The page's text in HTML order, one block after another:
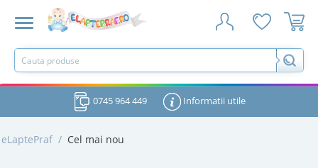
0745 964 449 Informatii utile
eLaptePraf / Cel mai nou